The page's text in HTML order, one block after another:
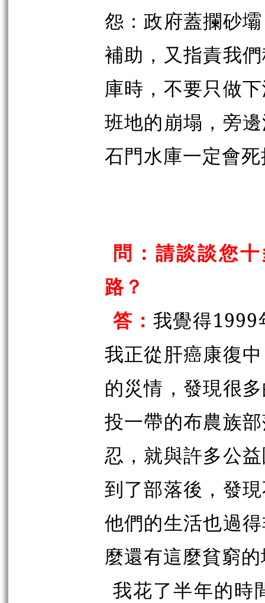
怨：政府蓋攔砂
補助，又指責我
庫時，不要只做
班地的崩塌，旁
石門水庫一定會
問：請談談您
路？
答： 我覺得
我正從肝癌康復
的災情，發現很
投一帶的布農族
忍，就與許多公
到了部落後，發
他們的生活也過
麼還有這麼貧窮
我花了半年的時